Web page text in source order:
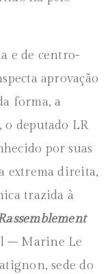
e de centro-
aprovação
forma, a
o deputado LR
por suas
extrema direita,
trazida à
– Marine Le
sede do